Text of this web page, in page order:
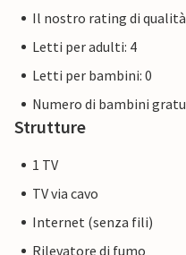
Il nostro rating di
Letti per adulti: 4
Letti per bambini: 0
Numero di bambini
Strutture
1 TV
TV via cavo
Internet (senza fili)
Rilevatore di fumo